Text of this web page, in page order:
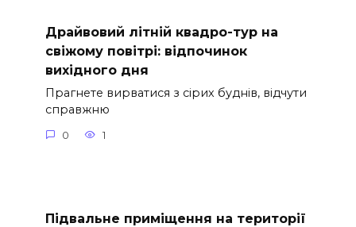
Драйвовий літній квадро-тур на
свіжому повітрі: відпочинок
вихідного дня
Прагнете вирватися з сірих буднів, відчути
справжню
0 1
Підвальне приміщення на території